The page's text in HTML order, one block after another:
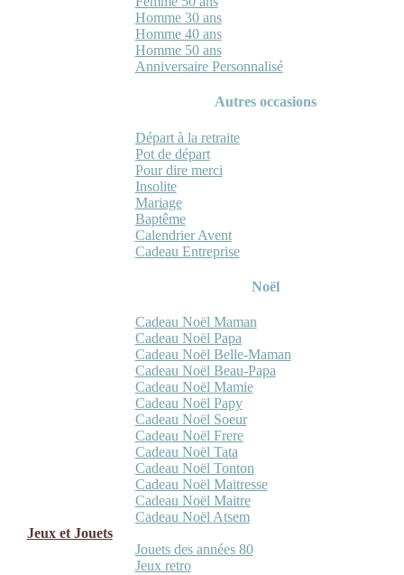
Homme 30 ans
Homme 40 ans
Homme 50 ans
Anniversaire Personnalisé
Autres occasions
Départ à la retraite
Pot de départ
Pour dire merci
Insolite
Mariage
Baptême
Calendrier Avent
Cadeau Entreprise
Noël
Cadeau Noël Maman
Cadeau Noël Papa
Cadeau Noël Belle-Maman
Cadeau Noël Beau-Papa
Cadeau Noël Mamie
Cadeau Noël Papy
Cadeau Noël Soeur
Cadeau Noël Frere
Cadeau Noël Tata
Cadeau Noël Tonton
Cadeau Noël Maitresse
Cadeau Noël Maitre
Cadeau Noël Atsem
Jeux et Jouets
Jouets des années 80
Jeux retro